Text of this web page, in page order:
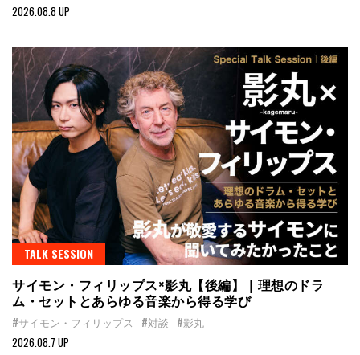
2026.08.8 UP
TALK SESSION
サイモン・フィリップス×影丸【後編】｜理想のドラ
ム・セットとあらゆる音楽から得る学び
#サイモン・フィリップス #対談 #影丸
2026.08.7 UP